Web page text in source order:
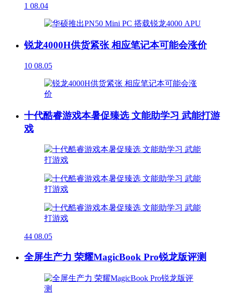
1 08.04
锐龙4000H供货紧张 相应笔记本可能会涨价
10 08.05
十代酷睿游戏本暑促臻选 文能助学习 武能打游
戏
44 08.05
全屏生产力 荣耀MagicBook Pro锐龙版评测